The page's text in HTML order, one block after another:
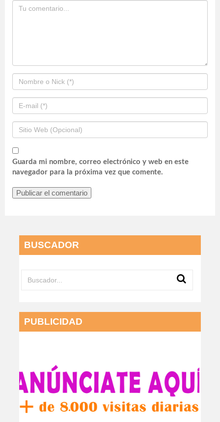
Guarda mi nombre, correo electrónico y web en este
navegador para la próxima vez que comente.
BUSCADOR
PUBLICIDAD